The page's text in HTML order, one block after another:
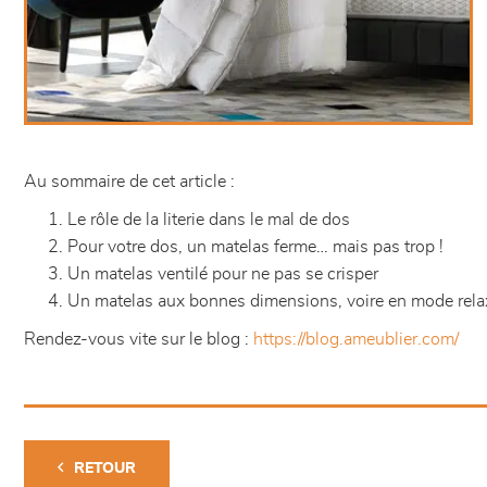
Au sommaire de cet article :
Le rôle de la literie dans le mal de dos
Pour votre dos, un matelas ferme… mais pas trop !
Un matelas ventilé pour ne pas se crisper
Un matelas aux bonnes dimensions, voire en mode
Rendez-vous vite sur le blog : https://blog.ameublier.com/
RETOUR